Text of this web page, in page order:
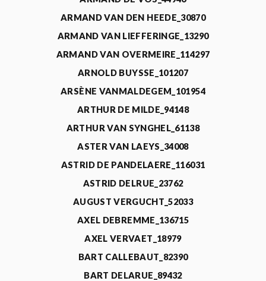
ARMAND VAN DEN HEEDE_30870
ARMAND VAN LIEFFERINGE_13290
ARMAND VAN OVERMEIRE_114297
ARNOLD BUYSSE_101207
ARSÈNE VANMALDEGEM_101954
ARTHUR DE MILDE_94148
ARTHUR VAN SYNGHEL_61138
ASTER VAN LAEYS_34008
ASTRID DE PANDELAERE_116031
ASTRID DELRUE_23762
AUGUST VERGUCHT_52033
AXEL DEBREMME_136715
AXEL VERVAET_18979
BART CALLEBAUT_82390
BART DELARUE_89432